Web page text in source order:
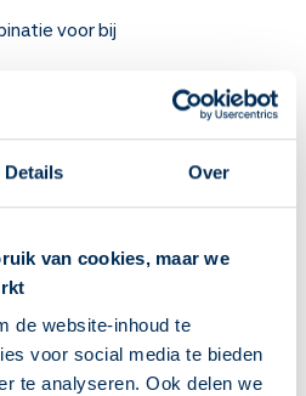
Details Over
van cookies, maar we
de website-inhoud te
voor social media te bieden
te analyseren. Ook delen we
voor bij
over Azijnzuur met
vooraf even in uw handen.
de druppels in de gehoorgang
uw hoofd nog minstens 3 minuten
Lees ook de instructie op